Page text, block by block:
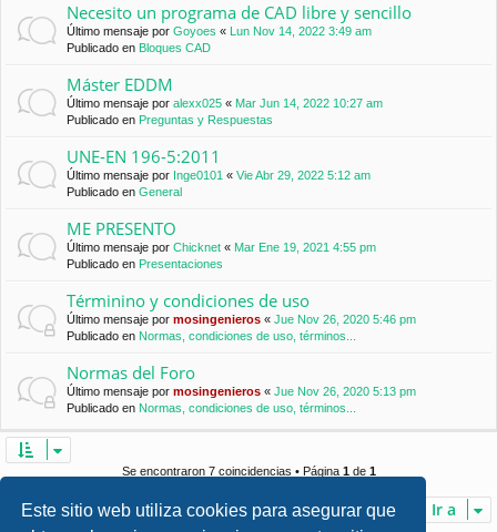
Este sitio web utiliza cookies para asegurar que
Necesito un programa de CAD libre y sencillo
Último mensaje por Goyoes «
Lun Nov 14, 2022 3:49 am
Publicado en Bloques CAD
Máster EDDM
Último mensaje por alexx025 « Mar Jun 14, 2022 10:27 am
Publicado en Preguntas y Respuestas
UNE-EN 196-5:2011
Último mensaje por Inge0101 « Vie Abr 29, 2022 5:12 am
Publicado en General
ME PRESENTO
Último mensaje por Chicknet « Mar Ene 19, 2021 4:55 pm
Publicado en Presentaciones
Términino y condiciones de uso
Último mensaje por mosingenieros « Jue Nov 26, 2020 5:46 pm
Publicado en Normas, condiciones de uso, términos...
Normas del Foro
Último mensaje por mosingenieros « Jue Nov 26, 2020 5:13 pm
Publicado en Normas, condiciones de uso, términos...
Se encontraron 7 coincidencias • Página 1de 1
Ir a